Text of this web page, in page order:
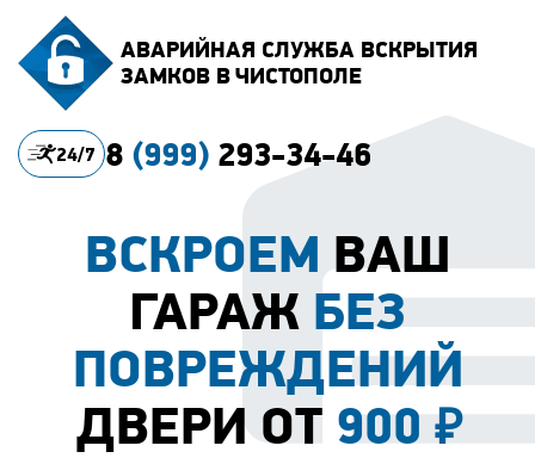
АВАРИЙНАЯ СЛУЖБА ВСКРЫТИЯ
ЗАМКОВ В ЧИСТОПОЛЕ
8 (999) 293-34-46
24/7
ВСКРОЕМВАШ
ГАРАЖ БЕЗ
ПОВРЕЖДЕНИЙ
ДВЕРИ ОТ 900 ₽